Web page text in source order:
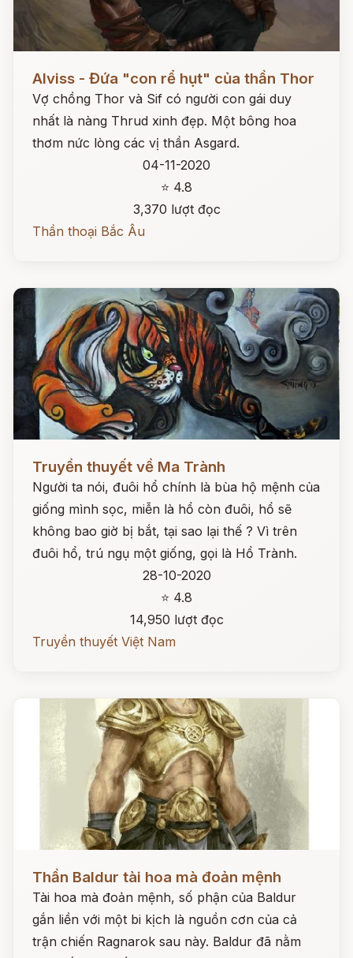
Alviss - Đứa "con rể hụt" của thần Thor
Vợ chồng Thor và Sif có người con gái duy
nhất là nàng Thrud xinh đẹp. Một bông hoa
thơm nức lòng các vị thần Asgard.
04-11-2020
⭐ 4.8
3,370 lượt đọc
Thần thoại Bắc Âu
Đọc ngay
Truyền thuyết về Ma Trành
Người ta nói, đuôi hổ chính là bùa hộ mệnh của
giống mình sọc, miễn là hổ còn đuôi, hổ sẽ
không bao giờ bị bắt, tại sao lại thế ? Vì trên
đuôi hổ, trú ngụ một giống, gọi là Hổ Trành.
28-10-2020
⭐ 4.8
14,950 lượt đọc
Truyền thuyết Việt Nam
Đọc ngay
Thần Baldur tài hoa mà đoản mệnh
Tài hoa mà đoản mệnh, số phận của Baldur
gắn liền với một bi kịch là nguồn cơn của cả
trận chiến Ragnarok sau này. Baldur đã nằm